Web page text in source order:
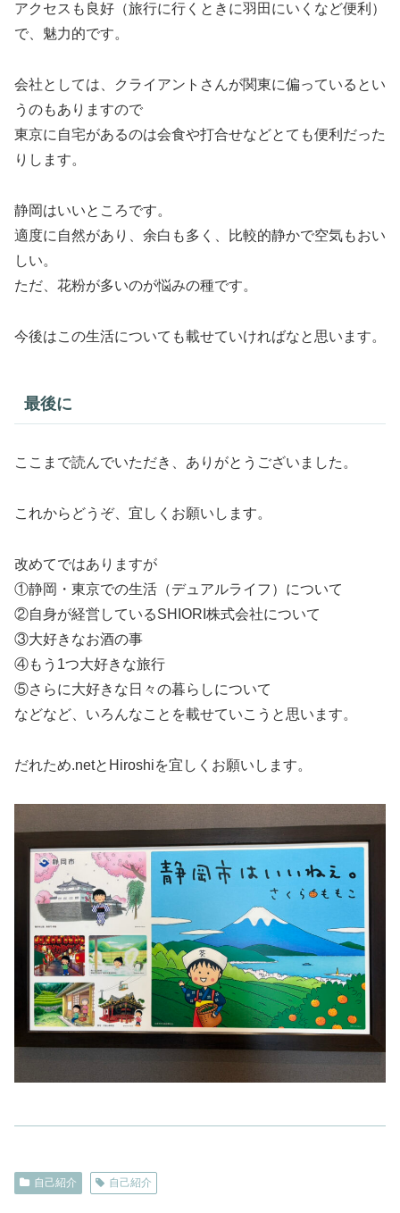
アクセスも良好（旅行に行くときに羽田にいくなど便利）
で、魅力的です。
会社としては、クライアントさんが関東に偏っているとい
うのもありますので
東京に自宅があるのは会食や打合せなどとても便利だった
りします。
静岡はいいところです。
適度に自然があり、余白も多く、比較的静かで空気もおい
しい。
ただ、花粉が多いのが悩みの種です。
今後はこの生活についても載せていければなと思います。
最後に
ここまで読んでいただき、ありがとうございました。
これからどうぞ、宜しくお願いします。
改めてではありますが
①静岡・東京での生活（デュアルライフ）について
②自身が経営しているSHIORI株式会社について
③大好きなお酒の事
④もう1つ大好きな旅行
⑤さらに大好きな日々の暮らしについて
などなど、いろんなことを載せていこうと思います。
だれため.netとHiroshiを宜しくお願いします。
自己紹介 自己紹介